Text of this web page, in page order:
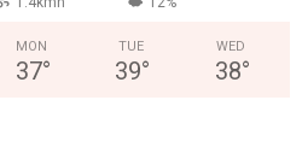
MON
37°
TUE
39°
WED
38°